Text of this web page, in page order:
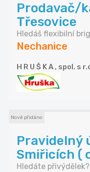
Prodavač/
Třesovice
Hledáš flexibilní
Nechanice
H R U Š K A , spol. s
Nově přidáno
Pravidelný
Smiřicích (
Hledáte